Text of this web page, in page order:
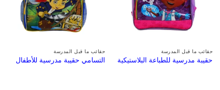
حقائب ما قبل المدرسة
حقيبة مدرسية للطباعة البلاستيكية
حقائب ما قبل المدرسة
التسامي حقيبة مدرسية للأطفال